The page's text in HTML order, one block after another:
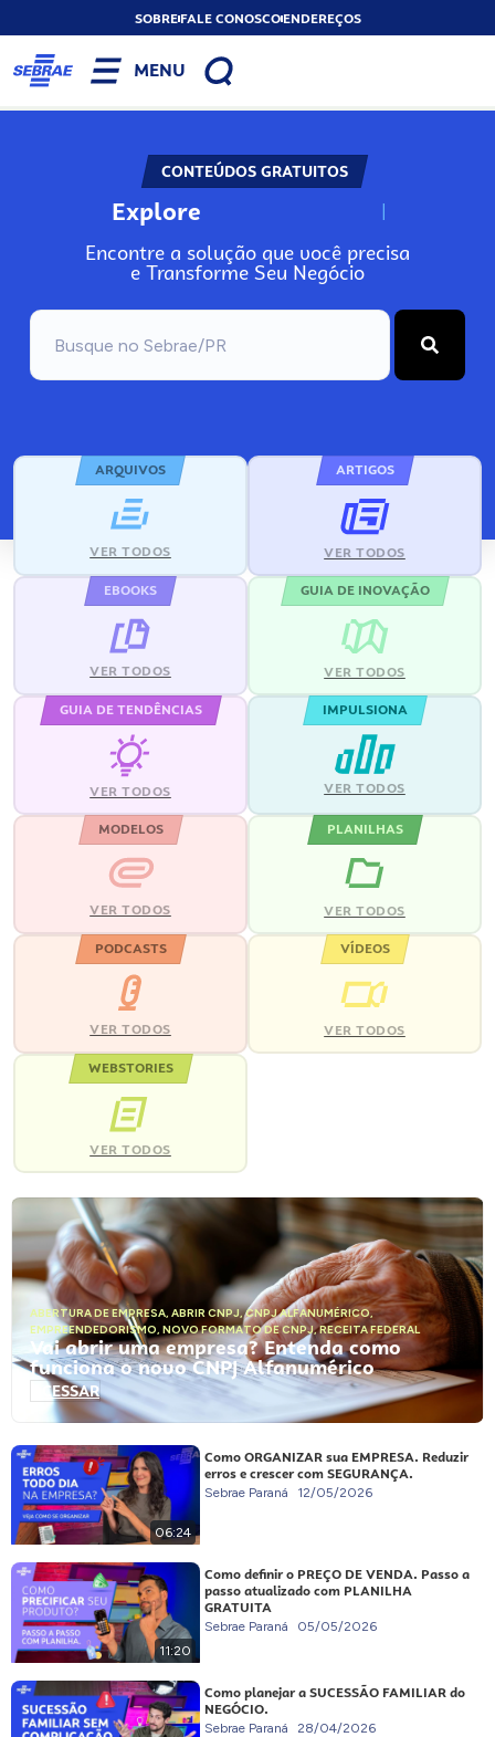
SOBREFALE CONOSCOENDEREÇOS
MENU
CONTEÚDOS GRATUITOS
Explore N
Encontre a solução que você precisa
e Transforme Seu Negócio
ARQUIVOS
VER TODOS
ARTIGOS
VER TODOS
EBOOKS
VER TODOS
GUIA DE INOVAÇÃO
VER TODOS
GUIA DE TENDÊNCIAS
VER TODOS
IMPULSIONA
VER TODOS
MODELOS
VER TODOS
PLANILHAS
VER TODOS
PODCASTS
VER TODOS
VÍDEOS
VER TODOS
WEBSTORIES
VER TODOS
ABERTURA DE EMPRESA, ABRIR CNPJ,CNPJ ALFANUMÉRICO,
EMPREENDEDORISMO, NOVO FORMATO DE CNPJ,RECEITA FEDERAL
Vai abrir uma empresa? Entenda como
funciona o novo CNPJ Alfanumérico
ACESSAR
06:24
Como ORGANIZAR sua EMPRESA. Reduzir
erros e crescer com SEGURANÇA.
Sebrae Paraná 12/05/2026
11:20
Como definir o PREÇO DE VENDA. Passo a
passo atualizado com PLANILHA
GRATUITA
Sebrae Paraná 05/05/2026
Como planejar a SUCESSÃO FAMILIAR do
NEGÓCIO.
Sebrae Paraná 28/04/2026